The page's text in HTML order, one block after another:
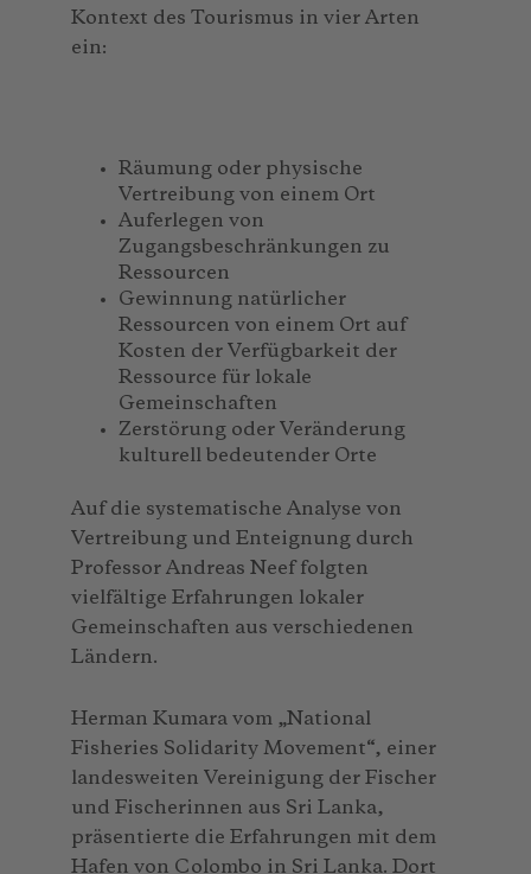
Kontext des Tourismus in vier Arten
ein:
Räumung oder physische
Vertreibung von einem Ort
Auferlegen von
Zugangsbeschränkungen zu
Ressourcen
Gewinnung natürlicher
Ressourcen von einem Ort auf
Kosten der Verfügbarkeit der
Ressource für lokale
Gemeinschaften
Zerstörung oder Veränderung
kulturell bedeutender Orte
Auf die systematische Analyse von
Vertreibung und Enteignung durch
Professor Andreas Neef folgten
vielfältige Erfahrungen lokaler
Gemeinschaften aus verschiedenen
Ländern.
Herman Kumara vom „National
Fisheries Solidarity Movement“, einer
landesweiten Vereinigung der Fischer
und Fischerinnen aus Sri Lanka,
präsentierte die Erfahrungen mit dem
Hafen von Colombo in Sri Lanka. Dort